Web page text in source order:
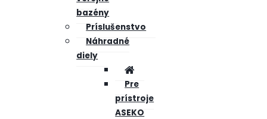
bazény
Príslušenstvo
Náhradné
diely
Pre
prístroje
ASEKO